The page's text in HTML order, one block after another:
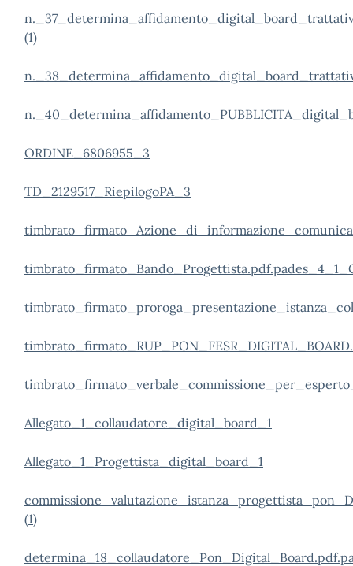
(1)
ORDINE_6806955_3
TD_2129517_RiepilogoPA_3
Allegato_1_collaudatore_digital_board_1
Allegato_1_Progettista_digital_board_1
(1)